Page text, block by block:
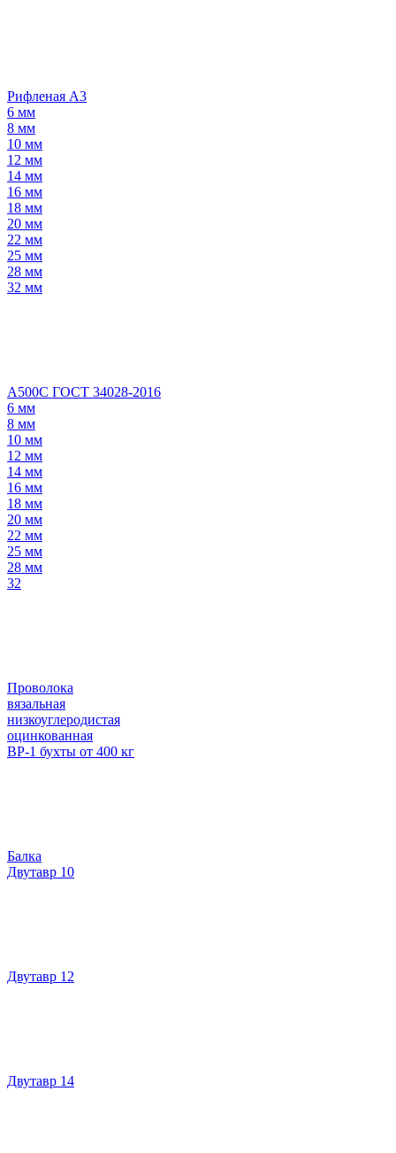
Рифленая А3
6 мм
8 мм
10 мм
12 мм
14 мм
16 мм
18 мм
20 мм
22 мм
25 мм
28 мм
32 мм
А500С ГОСТ 34028-2016
6 мм
8 мм
10 мм
12 мм
14 мм
16 мм
18 мм
20 мм
22 мм
25 мм
28 мм
32
Проволока
вязальная
низкоуглеродистая
оцинкованная
ВР-1 бухты от 400 кг
Балка
Двутавр 10
Двутавр 12
Двутавр 14